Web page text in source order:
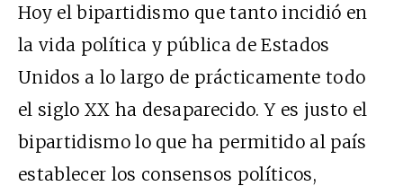
Hoy el bipartidismo que tanto incidió en
la vida política y pública de Estados
Unidos a lo largo de prácticamente todo
el sigloXXha desaparecido. Y es justo el
bipartidismo lo que ha permitido al país
establecer los consensos políticos,